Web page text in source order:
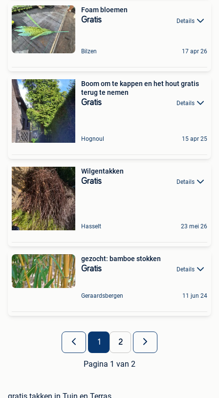
Foam bloemen
Gratis Details
Bilzen 17 apr 26
Boom om te kappen en het hout gratis
terug te nemen
Gratis Details
Hognoul 15 apr 25
Wilgentakken
Gratis Details
Hasselt 23 mei 26
gezocht: bamboe stokken
Gratis Details
Geraardsbergen 11 jun 24
1 2
Pagina 1 van 2